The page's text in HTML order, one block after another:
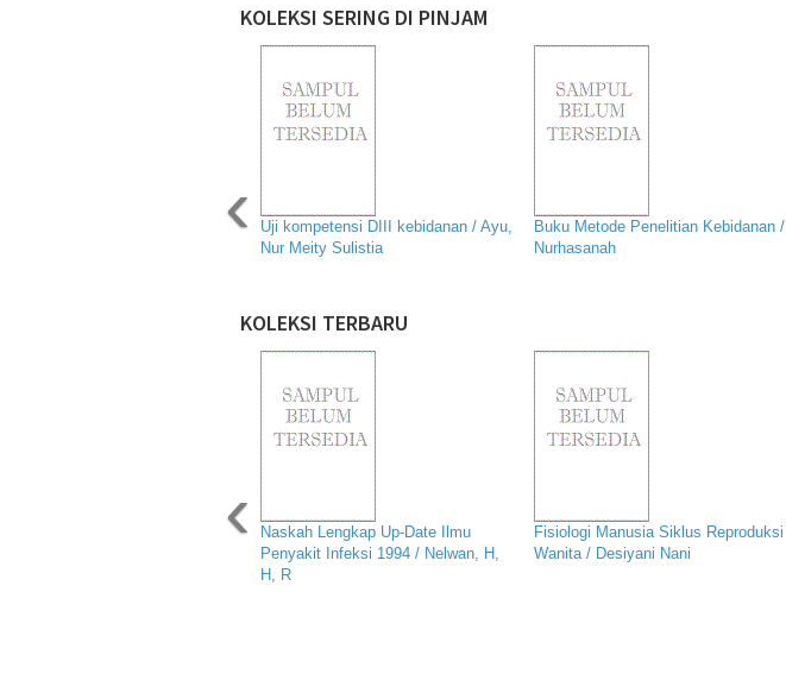
KOLEKSI SERING DI PINJAM
Uji kompetensi DIII kebidanan / Ayu,
Nur Meity Sulistia
Buku Metode Penelitian Kebidanan /
Nurhasanah
‹
KOLEKSI TERBARU
Naskah Lengkap Up-Date Ilmu
Penyakit Infeksi 1994 / Nelwan, H,
H, R
Fisiologi Manusia Siklus Reproduksi
Wanita / Desiyani Nani
‹